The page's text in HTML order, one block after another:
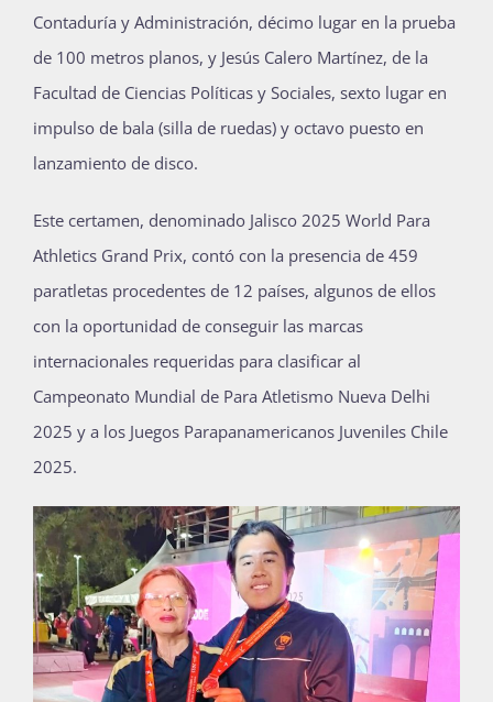
Contaduría y Administración, décimo lugar en la prueba
de 100 metros planos, y Jesús Calero Martínez, de la
Facultad de Ciencias Políticas y Sociales, sexto lugar en
impulso de bala (silla de ruedas) y octavo puesto en
lanzamiento de disco.
Este certamen, denominado Jalisco 2025 World Para
Athletics Grand Prix, contó con la presencia de 459
paratletas procedentes de 12 países, algunos de ellos
con la oportunidad de conseguir las marcas
internacionales requeridas para clasificar al
Campeonato Mundial de Para Atletismo Nueva Delhi
2025 y a los Juegos Parapanamericanos Juveniles Chile
2025.